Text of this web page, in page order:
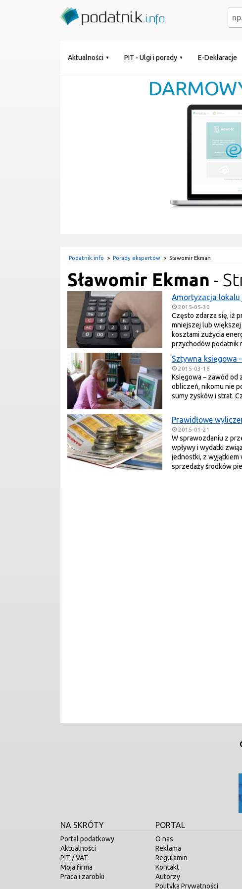
Aktualności PIT - Ulgi i porady E-Deklaracje
Podatnik.info > Porady ekspertów > Sławomir Ekman
Sławomir Ekman -
Amortyzacja
2015-05-30
Często zdarza się, iż
mniejszej lub większej
kosztami zużycia
przychodów podatnik
Sztywna księgowa
2015-03-16
Księgowa – zawód od
obliczeń, nikomu nie
sumy zysków i strat.
Prawidłowe
2015-01-21
W sprawozdaniu z
wpływy i wydatki
jednostki, z wyjątkiem
sprzedaży środków
NA SKRÓTY
Portal podatkowy
Aktualności
PIT /VAT
Moja firma
Praca i zarobki
PORTAL
O nas
Reklama
Regulamin
Kontakt
Autorzy
Polityka Prywatności